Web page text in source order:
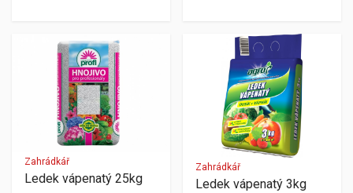
Zahrádkář
Ledek vápenatý 25kg
Zahrádkář
Ledek vápenatý 3kg